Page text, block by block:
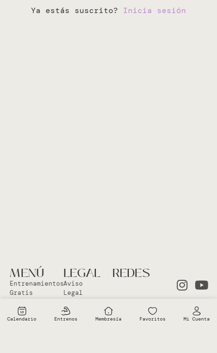
Ya estás suscrito? Inicia sesión
MENÚ
Entrenamientos
Gratis
Clases en
el Studio
LEGAL
Aviso
Legal
Política
Cookies
REDES
Calendario Entrenos Membresía Favoritos Mi Cuenta